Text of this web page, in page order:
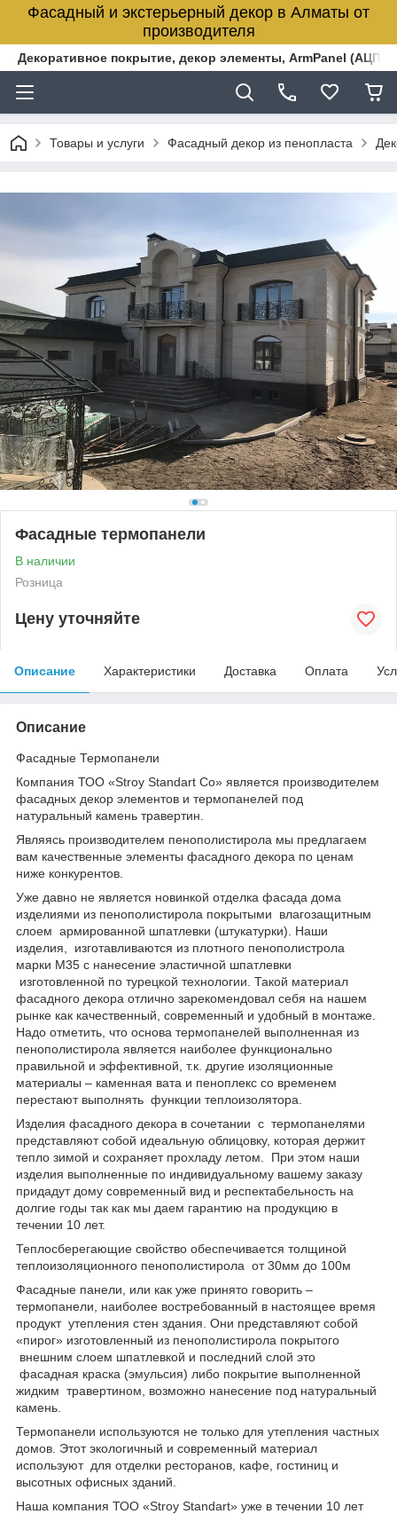
Фасадный и экстерьерный декор в Алматы от
производителя
Декоративное покрытие, декор элементы, ArmPanel
Товары и услуги Фасадный декор из пенопласта
Фасадные термопанели
В наличии
Розница
Цену уточняйте
Описание Характеристики Доставка Оплата
Описание
Фасадные Термопанели
Компания ТОО «Stroy Standart Co» является производителем
фасадных декор элементов и термопанелей под
натуральный камень травертин.
Являясь производителем пенополистирола мы предлагаем
вам качественные элементы фасадного декора по ценам
ниже конкурентов.
Уже давно не является новинкой отделка фасада дома
изделиями из пенополистирола покрытыми влагозащитным
слоем армированной шпатлевки (штукатурки). Наши
изделия, изготавливаются из плотного пенополистрола
марки М35 с нанесение эластичной шпатлевки
изготовленной по турецкой технологии. Такой материал
фасадного декора отлично зарекомендовал себя на нашем
рынке как качественный, современный и удобный в монтаже.
Надо отметить, что основа термопанелей выполненная из
пенополистирола является наиболее функционально
правильной и эффективной, т.к. другие изоляционные
материалы – каменная вата и пеноплекс со временем
перестают выполнять функции теплоизолятора.
Изделия фасадного декора в сочетании с термопанелями
представляют собой идеальную облицовку, которая держит
тепло зимой и сохраняет прохладу летом. При этом наши
изделия выполненные по индивидуальному вашему заказу
придадут дому современный вид и респектабельность на
долгие годы так как мы даем гарантию на продукцию в
течении 10 лет.
Теплосберегающие свойство обеспечивается толщиной
теплоизоляционного пенополистирола от 30мм до 100м
Фасадные панели, или как уже принято говорить –
термопанели, наиболее востребованный в настоящее время
продукт утепления стен здания. Они представляют собой
«пирог» изготовленный из пенополистирола покрытого
внешним слоем шпатлевкой и последний слой это
фасадная краска (эмульсия) либо покрытие выполненной
жидким травертином, возможно нанесение под натуральный
камень.
Термопанели используются не только для утепления частных
домов. Этот экологичный и современный материал
используют для отделки ресторанов, кафе, гостиниц и
высотных офисных зданий.
Наша компания ТОО «Stroy Standart» уже в течении 10 лет